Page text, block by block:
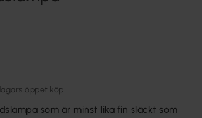
öppet köp
som är minst lika fin släckt som